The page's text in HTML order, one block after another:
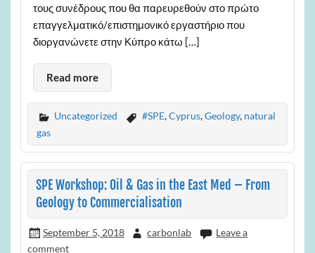
τους συνέδρους που θα παρευρεθούν στο πρώτο
επαγγελματικό/επιστημονικό εργαστήριο που
διοργανώνετε στην Κύπρο κάτω […]
Read more
Uncategorized #SPE,Cyprus,Geology, natural
gas
SPE Workshop: Oil & Gas in the East Med – From
Geology to Commercialisation
September 5, 2018 carbonlab
Leave a
comment